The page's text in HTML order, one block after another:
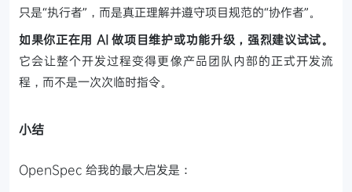
只是“执行者”，而是真正理解并遵守项目规范的“协作者”。
如果你正在用 AI 做项目维护或功能升级，强烈建议试试。
它会让整个开发过程变得更像产品团队内部的正式开发流
程，而不是一次次临时指令。
小结
OpenSpec 给我的最大启发是：